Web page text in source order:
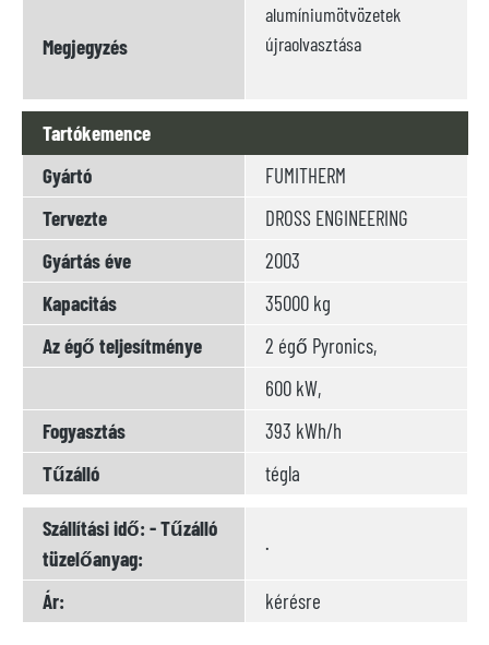
Megjegyzés
alumíniumötvözetek
újraolvasztása
Tartókemence
Gyártó
FUMITHERM
Tervezte
DROSS ENGINEERING
Gyártás éve
2003
Kapacitás
35000 kg
Az égő teljesítménye
2 égő Pyronics,
600 kW,
Fogyasztás
393 kWh/h
Tűzálló
tégla
Szállítási idő: - Tűzálló
tüzelőanyag:
.
Ár: kérésre